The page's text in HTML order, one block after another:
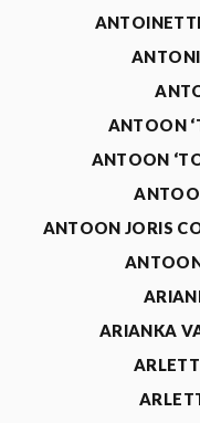
ANTOON
ANTOON
ANTOON JORIS
ARIANKA